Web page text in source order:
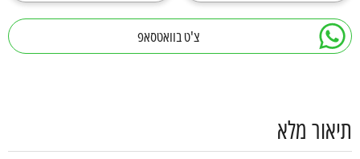
צ'ט בוואטסאפ
תיאור מלא